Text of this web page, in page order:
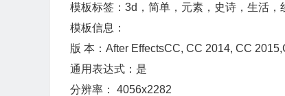
模板标签：3d，简单，元素，史诗，生活
模板信息：
版 本：After EffectsCC, CC 2014, CC
通用表达式：是
分辨率： 4056x2282